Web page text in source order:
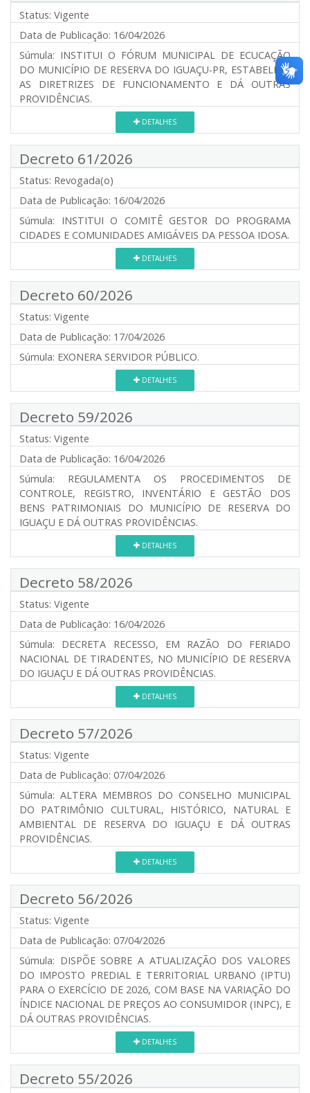
Status: Vigente
Data de Publicação: 16/04/2026
Súmula: INSTITUI O FÓRUM MUNICIPAL DE ECUCAÇÃO
DO MUNICÍPIO DE RESERVA DO IGUAÇU-PR, ESTABELECE
AS DIRETRIZES DE FUNCIONAMENTO E DÁ OUTRAS
PROVIDÊNCIAS.
DETALHES
Decreto 61/2026
Status: Revogada(o)
Data de Publicação: 16/04/2026
Súmula: INSTITUI O COMITÊ GESTOR DO PROGRAMA
CIDADES E COMUNIDADES AMIGÁVEIS DA PESSOA IDOSA.
DETALHES
Decreto 60/2026
Status: Vigente
Data de Publicação: 17/04/2026
Súmula: EXONERA SERVIDOR PÚBLICO.
DETALHES
Decreto 59/2026
Status: Vigente
Data de Publicação: 16/04/2026
Súmula: REGULAMENTA OS PROCEDIMENTOS DE
CONTROLE, REGISTRO, INVENTÁRIO E GESTÃO DOS
BENS PATRIMONIAIS DO MUNICÍPIO DE RESERVA DO
IGUAÇU E DÁ OUTRAS PROVIDÊNCIAS.
DETALHES
Decreto 58/2026
Status: Vigente
Data de Publicação: 16/04/2026
Súmula: DECRETA RECESSO, EM RAZÃO DO FERIADO
NACIONAL DE TIRADENTES, NO MUNICÍPIO DE RESERVA
DO IGUAÇU E DÁ OUTRAS PROVIDÊNCIAS.
DETALHES
Decreto 57/2026
Status: Vigente
Data de Publicação: 07/04/2026
Súmula: ALTERA MEMBROS DO CONSELHO MUNICIPAL
DO PATRIMÔNIO CULTURAL, HISTÓRICO, NATURAL E
AMBIENTAL DE RESERVA DO IGUAÇU E DÁ OUTRAS
PROVIDÊNCIAS.
DETALHES
Decreto 56/2026
Status: Vigente
Data de Publicação: 07/04/2026
Súmula: DISPÕE SOBRE A ATUALIZAÇÃO DOS VALORES
DO IMPOSTO PREDIAL E TERRITORIAL URBANO (IPTU)
PARA O EXERCÍCIO DE 2026, COM BASE NA VARIAÇÃO DO
ÍNDICE NACIONAL DE PREÇOS AO CONSUMIDOR (INPC), E
DÁ OUTRAS PROVIDÊNCIAS.
DETALHES
Decreto 55/2026